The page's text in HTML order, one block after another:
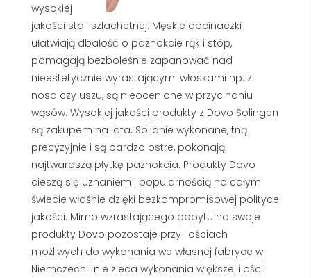
wysokiej
jakości stali szlachetnej. Męskie obcinaczki
ułatwiają dbałość o paznokcie rąk i stóp,
pomagają bezboleśnie zapanować nad
nieestetycznie wyrastającymi włoskami np. z
nosa czy uszu, są nieocenione w przycinaniu
wąsów. Wysokiej jakości produkty z Dovo Solingen
są zakupem na lata. Solidnie wykonane, tną
precyzyjnie i są bardzo ostre, pokonają
najtwardszą płytkę paznokcia. Produkty Dovo
cieszą się uznaniem i popularnością na całym
świecie właśnie dzięki bezkompromisowej polityce
jakości. Mimo wzrastającego popytu na swoje
produkty Dovo pozostaje przy ilościach
możliwych do wykonania we własnej fabryce w
Niemczech i nie zleca wykonania większej ilości